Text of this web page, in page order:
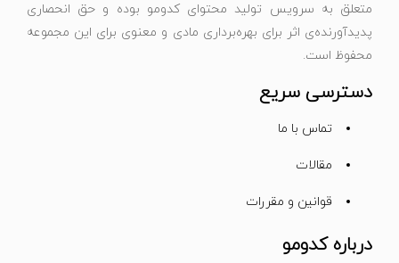
متعلق به سرویس تولید محتوای کدومو بوده و حق انحصاری
پدیدآورنده‌ی اثر برای بهره‌برداری مادی و معنوی برای این مجموعه
محفوظ است.
دسترسی سریع
تماس با ما
مقالات
قوانین و مقررات
درباره کدومو